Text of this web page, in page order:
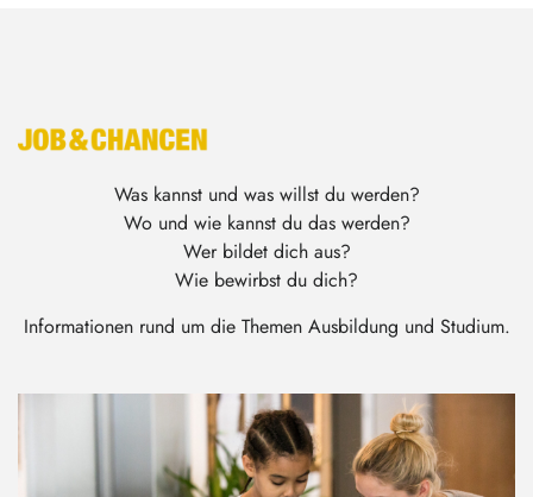
Was kannst und was willst du werden?
Wo und wie kannst du das werden?
Wer bildet dich aus?
Wie bewirbst du dich?
Informationen rund um die Themen Ausbildung und Studium.